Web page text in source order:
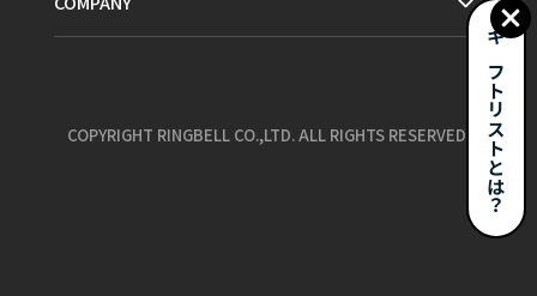
ギフトリストとは？
COPYRIGHT RINGBELL CO.,LTD. ALL RIGHTS RESERVED.